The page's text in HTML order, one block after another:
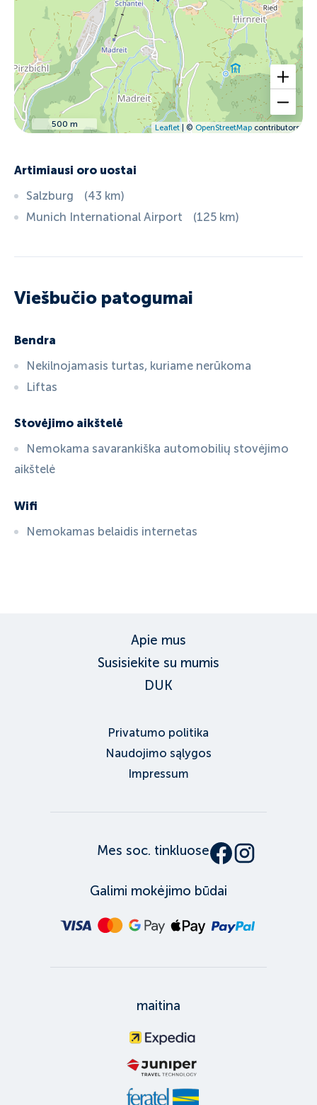
500 m Leaflet| © OpenStreetMapcontributors
Artimiausi oro uostai
Salzburg
(43 km)
Munich International Airport
(125 km)
Viešbučio patogumai
Bendra
Nekilnojamasis turtas, kuriame nerūkoma
Liftas
Stovėjimo aikštelė
Nemokama savarankiška automobilių stovėjimo
aikštelė
Wifi
Nemokamas belaidis internetas
Apie mus
Susisiekite su mumis
DUK
Privatumo politika
Naudojimo sąlygos
Impressum
Mes soc. tinkluose
Galimi mokėjimo būdai
maitina